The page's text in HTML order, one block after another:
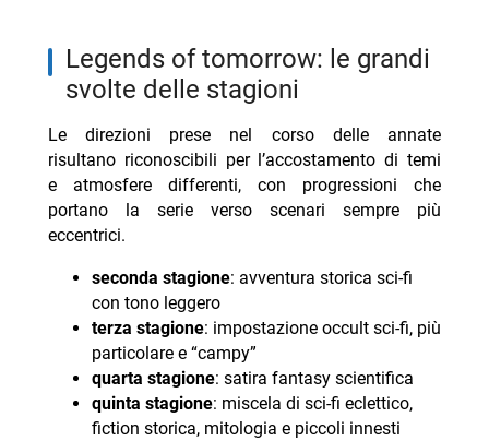
legends of tomorrow: le grandi
svolte delle stagioni
Le direzioni prese nel corso delle annate
risultano riconoscibili per l’accostamento di temi
e atmosfere differenti, con progressioni che
portano la serie verso scenari sempre più
eccentrici.
seconda stagione: avventura storica sci-fi
con tono leggero
terza stagione: impostazione occult sci-fi, più
particolare e “campy”
quarta stagione: satira fantasy scientifica
quinta stagione: miscela di sci-fi eclettico,
fiction storica, mitologia e piccoli innesti